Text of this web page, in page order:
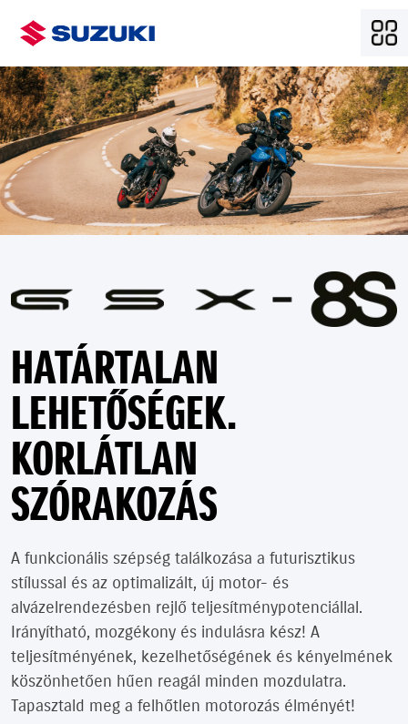
HATÁRTALAN
LEHETŐSÉGEK.
KORLÁTLAN
SZÓRAKOZÁS
A funkcionális szépség találkozása a futurisztikus
stílussal és az optimalizált, új motor- és
alvázelrendezésben rejlő teljesítménypotenciállal.
Irányítható, mozgékony és indulásra kész! A
teljesítményének, kezelhetőségének és kényelmének
köszönhetően hűen reagál minden mozdulatra.
Tapasztald meg a felhőtlen motorozás élményét!